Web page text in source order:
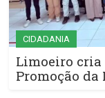
CIDADANIA
Limoeiro
Promoção